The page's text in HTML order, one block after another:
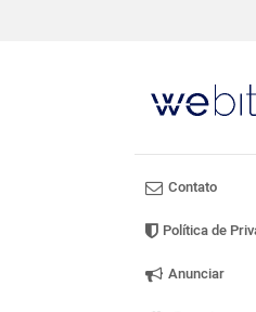
Contato
Política de
Anunciar